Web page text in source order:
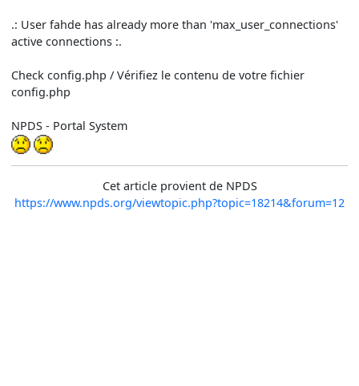
.: User fahde has already more than 'max_user_connections'
active connections :.
Check config.php / Vérifiez le contenu de votre fichier
config.php
NPDS - Portal System
Cet article provient de NPDS
https://www.npds.org/viewtopic.php?topic=18214&forum=12